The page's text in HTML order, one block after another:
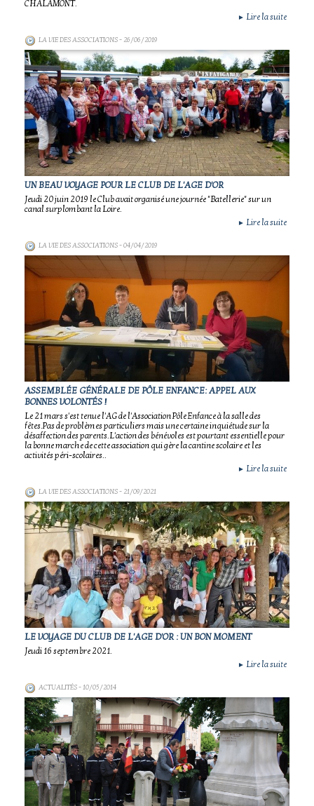
CHALAMONT.
► Lire la suite
LA VIE DES ASSOCIATIONS- 26/06/2019
UN BEAU VOYAGE POUR LE CLUB DE L'AGE D'OR
Jeudi 20 juin 2019 le Club avait organisé une journée "Batellerie" sur un
canal surplombant la Loire.
► Lire la suite
LA VIE DES ASSOCIATIONS- 04/04/2019
ASSEMBLÉE GÉNÉRALE DE PÔLE ENFANCE: APPEL AUX
BONNES VOLONTÉS !
Le 21 mars s'est tenue l'AG de l'Association Pôle Enfance à la salle des
fêtes.Pas de problèmes particuliers mais une certaine inquiétude sur la
désaffection des parents.L'action des bénévoles est pourtant essentielle pour
la bonne marche de cette association qui gère la cantine scolaire et les
activités péri-scolaires..
► Lire la suite
LA VIE DES ASSOCIATIONS- 21/09/2021
LE VOYAGE DU CLUB DE L'AGE D'OR : UN BON MOMENT
Jeudi 16 septembre 2021.
► Lire la suite
ACTUALITÉS- 10/05/2014